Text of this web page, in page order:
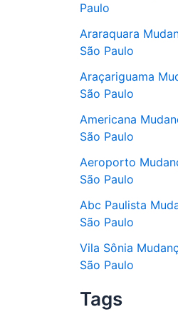
Paulo
Araraquara
São Paulo
Araçariguama
São Paulo
Americana
São Paulo
Aeroporto
São Paulo
Abc Paulista
São Paulo
Vila Sônia
São Paulo
Tags